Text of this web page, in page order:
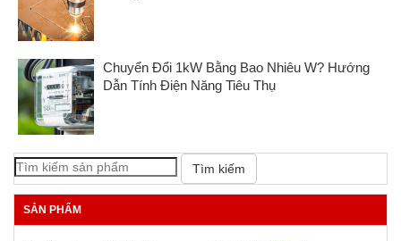
Chuyển Đổi 1kW Bằng Bao Nhiêu W? Hướng
Dẫn Tính Điện Năng Tiêu Thụ
Tìm kiếm
SẢN PHẨM